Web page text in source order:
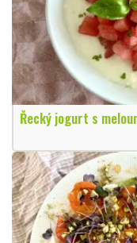
Řecký jogurt s